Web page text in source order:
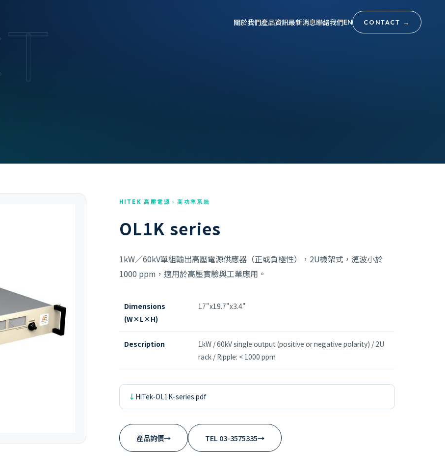
關於我們產品資訊最新消息聯絡我們EN CONTACT →
HITEK 高壓電源 › 高功率系統
OL1K series
1kW／60kV單組輸出高壓電源供應器（正或負極性），2U機架式，漣波小於
1000 ppm，適用於高壓實驗與工業應用。
Dimensions
(W×L×H)
17"x19.7"x3.4"
Description
1kW / 60kV single output (positive or negative polarity) / 2U
rack / Ripple: < 1000 ppm
HiTek-OL1K-series.pdf
產品詢價→ TEL 03-3575335→